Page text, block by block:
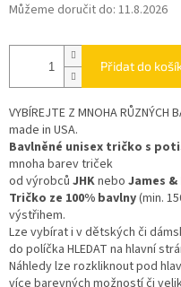
Můžeme doručit do: 11.8.2026
Přidat do
VYBÍREJTE Z MNOHA RŮZNÝCH
made in USA.
Bavlněné unisex tričko s
mnoha barev triček
od výrobců JHKnebo James
Tričko ze 100% bavlny(min.
výstřihem.
Lze vybírat i v dětských či
do políčka HLEDAT na hlavní
Náhledy lze rozkliknout pod